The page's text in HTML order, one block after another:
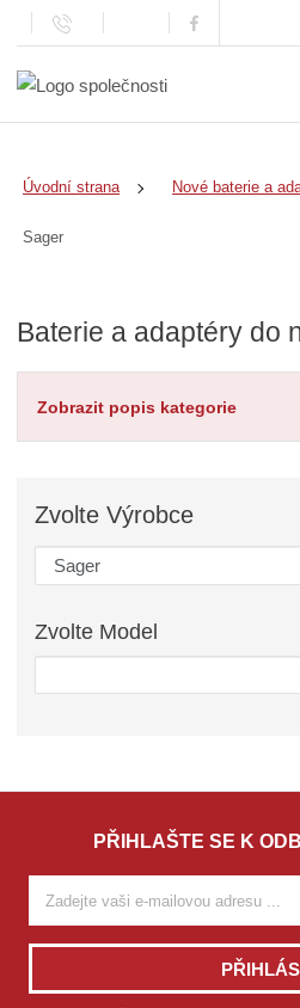
Úvodní strana Nové baterie a
Sager
Baterie a adaptéry do
Zobrazit popis kategorie
ZvolteVýrobce
Zvolte Model
PŘIHLAŠTE SE K